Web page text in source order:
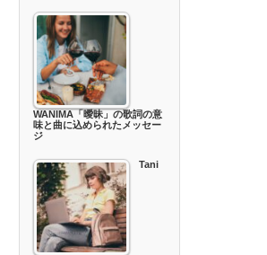
WANIMA「曖昧」の歌詞の意
味と曲に込められたメッセー
ジ
Tani